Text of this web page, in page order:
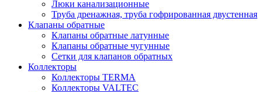
Люки канализационные
Труба дренажная, труба гофрированная двустенная
Клапаны обратные
Клапаны обратные латунные
Клапаны обратные чугунные
Сетки для клапанов обратных
Коллекторы
Коллекторы TERMA
Коллекторы VALTEC